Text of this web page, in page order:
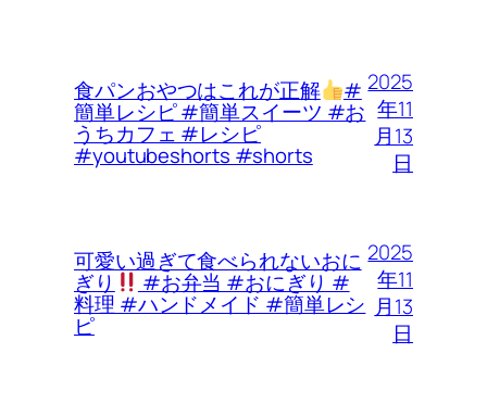
食パンおやつはこれが正解 #
簡単レシピ #簡単スイーツ #お
うちカフェ #レシピ
#youtubeshorts #shorts
2025
年11
月13
日
可愛い過ぎて食べられないおに
ぎり #お弁当 #おにぎり #
料理 #ハンドメイド #簡単レシ
ピ
2025
年11
月13
日